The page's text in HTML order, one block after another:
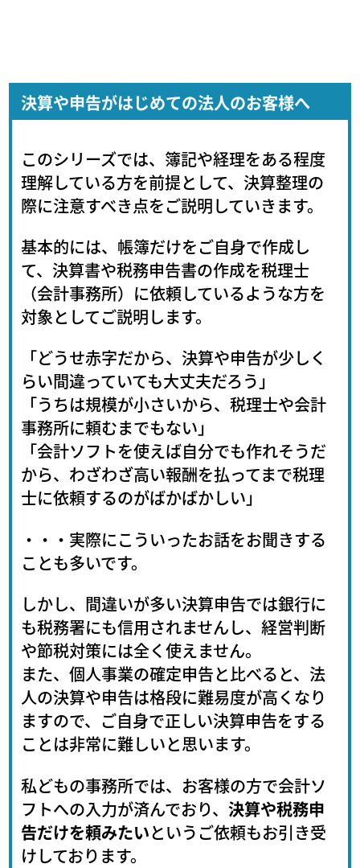
決算や申告がはじめての法人のお客様へ
このシリーズでは、簿記や経理をある程度
理解している方を前提として、決算整理の
際に注意すべき点をご説明していきます。
基本的には、帳簿だけをご自身で作成し
て、決算書や税務申告書の作成を税理士
（会計事務所）に依頼しているような方を
対象としてご説明します。
「どうせ赤字だから、決算や申告が少しく
らい間違っていても大丈夫だろう」
「うちは規模が小さいから、税理士や会計
事務所に頼むまでもない」
「会計ソフトを使えば自分でも作れそうだ
から、わざわざ高い報酬を払ってまで税理
士に依頼するのがばかばかしい」
・・・実際にこういったお話をお聞きする
ことも多いです。
しかし、間違いが多い決算申告では銀行に
も税務署にも信用されませんし、経営判断
や節税対策には全く使えません。
また、個人事業の確定申告と比べると、法
人の決算や申告は格段に難易度が高くなり
ますので、ご自身で正しい決算申告をする
ことは非常に難しいと思います。
私どもの事務所では、お客様の方で会計ソ
フトへの入力が済んでおり、決算や税務申
告だけを頼みたいというご依頼もお引き受
けしております。